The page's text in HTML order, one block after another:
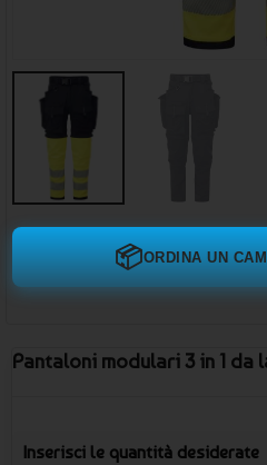
📦ORDINA UN
Pantaloni modulari 3 in 1 da
Inserisci le quantità desiderate